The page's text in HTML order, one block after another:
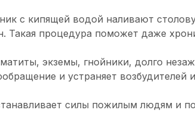
с кипящей водой наливают
процедура поможет даже
экземы, гнойники, долго
и устраняет возбудителей
силы пожилым людям и